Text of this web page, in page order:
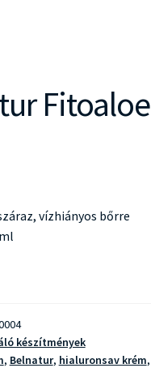
Fitoaloe
vízhiányos bőrre
készítmények
, Belnatur, hialuronsav krém,